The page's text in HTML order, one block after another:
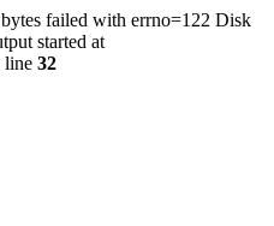
failed with errno=122 Disk
started at
line 32